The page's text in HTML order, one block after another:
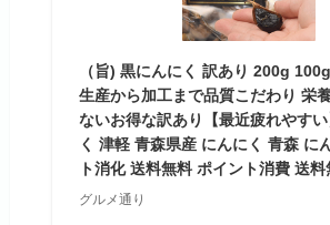
（旨) 黒にんにく 訳あり 200g
生産から加工まで品質こだわり 栄
ないお得な訳あり【最近疲れやす
く 津軽 青森県産 にんにく 青森 に
ト消化 送料無料 ポイント消費 送料
グルメ通り